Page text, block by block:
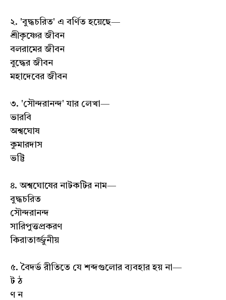
২. 'বুদ্ধচরিত' এ বর্ণিত হয়েছে—
শ্রীকৃষ্ণের জীবন
বলরামের জীবন
বুদ্ধের জীবন
মহাদেবের জীবন
৩. 'সৌন্দরানন্দ' যার লেখা—
ভারবি
অশ্বঘোষ
কুমারদাস
ভট্টি
৪. অশ্বঘোষের নাটকটির নাম—
বুদ্ধচরিত
সৌন্দরানন্দ
সারিপুত্তপ্রকরণ
কিরাতার্জ্জুনীয়
৫. বৈদর্ভ রীতিতে যে শব্দগুলোর ব্যবহার হয় না—
ট ঠ
ণ ন